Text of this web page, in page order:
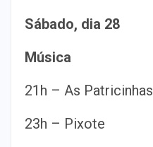
Sábado, dia 28
Música
21h – As Patricinhas
23h – Pixote